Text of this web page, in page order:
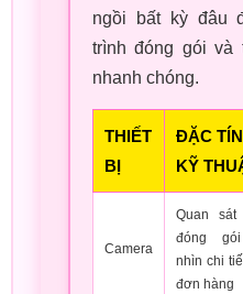
ngồi bất kỳ đâu
trình đóng gói
nhanh chóng.
THIẾT
BỊ
ĐẶC
KỸ
Camera
Quan sát
đóng
nhìn chi
đơn hàng